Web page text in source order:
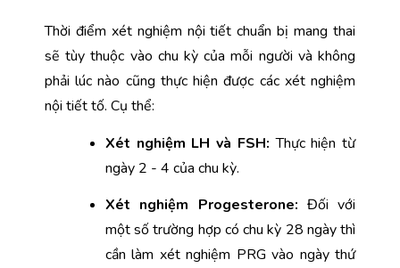
Thời điểm xét nghiệm nội tiết chuẩn bị mang thai
sẽ tùy thuộc vào chu kỳ của mỗi người và không
phải lúc nào cũng thực hiện được các xét nghiệm
nội tiết tố. Cụ thể:
Xét nghiệm LH và FSH: Thực hiện từ
ngày 2 - 4 của chu kỳ.
Xét nghiệm Progesterone: Đối với
một số trường hợp có chu kỳ 28 ngày thì
cần làm xét nghiệm PRG vào ngày thứ